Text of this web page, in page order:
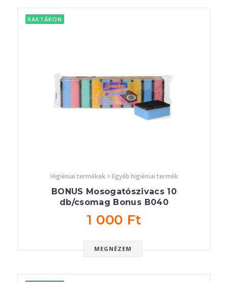
RAKTÁRON
Higiéniai termékek > Egyéb higiéniai termék
BONUS Mosogatószivacs 10
db/csomag Bonus B040
1 000 Ft
MEGNÉZEM